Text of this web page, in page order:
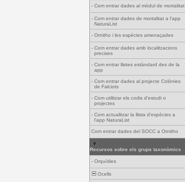
- Com entrar dades al mòdul de mortalitat
- Com entrar dades de mortalitat a l'app
NaturaList
- Ornitho i les espècies amenaçades
- Com entrar dades amb localitzacions
precises
- Com entrar llistes estàndard des de la
app
- Com entrar dades al projecte Colònies
de Falciots
- Com utilitzar els codis d'estudi o
projectes
- Com actualitzar la llista d'espècies a
l'app NaturaList
Com entrar dades del SOCC a Ornitho
Recursos sobre els grups taxonòmics
- Orquídies
Ocells